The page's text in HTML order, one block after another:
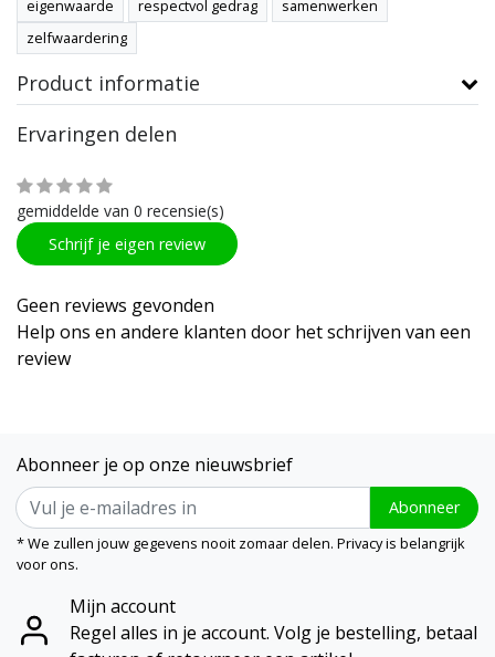
eigenwaarde respectvol gedrag
samenwerken
zelfwaardering
Product informatie
Ervaringen delen
gemiddelde van 0 recensie(s)
Schrijf je eigen review
Geen reviews gevonden
Help ons en andere klanten door het schrijven van een
review
Abonneer je op onze nieuwsbrief
Abonneer
* We zullen jouw gegevens nooit zomaar delen. Privacy is belangrijk
voor ons.
Mijn account
Regel alles in je account. Volg je bestelling, betaal